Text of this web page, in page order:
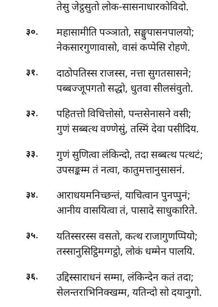
तेसु जेट्ठसुतो लोक-सासनाधारकोविदो.
३०.
महासामीति पञ्ञातो, सङ्घुपासनपालयो;
नेकसारगुणावासो, वासं कप्पेसि रोहणे.
३१.
दाठोपतिस्स राजस्स, नत्ता सुगतसासने;
पब्बज्जूपगतो सद्धो, धुतवा सीलसंवुतो.
३२.
पहितत्तो विचित्तोसो, पन्तसेनासने वसी;
गुणं सब्बत्थ वण्णेसुं, तस्मिं देवा पसीदिय.
३३.
गुणं सुणित्वा लंकिन्दो, तदा सब्बत्थ पत्थटं;
उपसङ्कम्म तं नत्वा, कातुमत्तानुसासनं.
३४.
आराधयमनिच्छन्तं, याचित्वान पुनप्पुनं;
आनीय वासयित्वा तं, पासादे साधुकारिते.
३५. यतिस्सरस्सवसतो, कत्थ राजागुणप्पियो;
तस्सानुसिट्ठिमग्गट्ठो, लोकं धम्मेन पालयि.
३६.
उद्दिस्साराधनं सम्मा, लंकिन्देन कतं तदा;
सेलन्तराभिनिक्खम्म, यतिन्दो सो दयानुगो.